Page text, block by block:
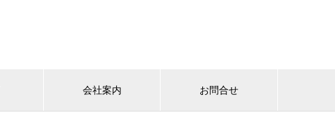
会社案内 お問合せ